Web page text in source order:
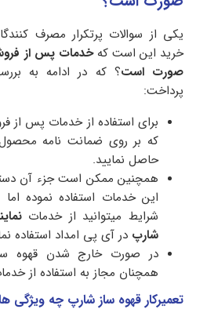
یکی از سوالات پرتکرار مصرف
خرید این است کهخدمات پس از
صورت است؟ که در ادامه به
پرداخت:
برای استفاده از خدمات پس از
که بر روی ضمانت نامه
حاصل نمایید.
همچنین ممکن است جزء آن دسته
این خدمات استفاده نموده
شرایط میتوانید از خدمات
شارپ در آی پی امداد استفاده
در صورت خارج شدن قهوه
همچنان مجاز به استفاده از
تعمیرکار قهوه ساز شارپ چه ویژگی